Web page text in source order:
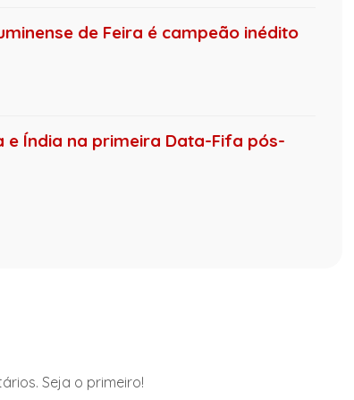
de Feira é campeão inédito
Índia na primeira Data-Fifa pós-
Seja o primeiro!